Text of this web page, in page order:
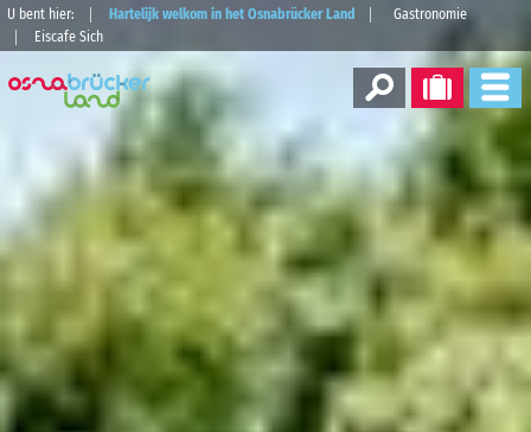
U bent hier: Hartelijk welkom in het Osnabrücker Land
Gastronomie
Eiscafe Sich